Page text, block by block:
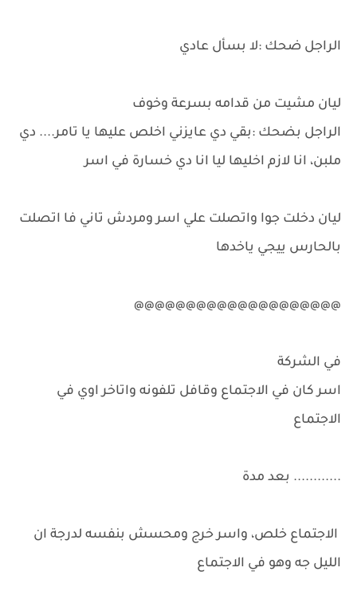
الراجل ضحك :لا بسأل عادي
ليان مشيت من قدامه بسرعة وخوف
الراجل بضحك :بقي دي عايزني اخلص عليها يا تامر.... دي
ملبن، انا لازم اخليها ليا انا دي خسارة في اسر
ليان دخلت جوا واتصلت علي اسر ومردش تاني فا اتصلت
بالحارس ييجي ياخدها
@@@@@@@@@@@@@@@@@@@@
في الشركة
اسر كان في الاجتماع وقافل تلفونه واتاخر اوي في
الاجتماع
............ بعد مدة
الاجتماع خلص، واسر خرج ومحسش بنفسه لدرجة ان
الليل جه وهو في الاجتماع